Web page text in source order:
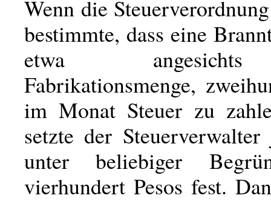
Wenn die
bestimmte, dass eine
etwa
Fabrikationsmenge,
im Monat Steuer zu
setzte der Steuerverwalter
unter beliebiger
vierhundert Pesos fest.